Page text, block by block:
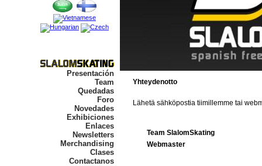
Presentación
Team
Quedadas
Foro
Novedades
Exhibiciones
Enlaces
Newsletters
Merchandising
Clases
Contactanos
Yhteydenotto
Lähetä sähköpostia tiimillemme tai
Team SlalomSkating
Webmaster